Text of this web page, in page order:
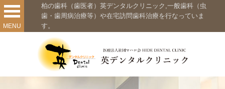
MENU
柏の歯科（歯医者）英デンタルクリニック,一般歯科（虫
歯・歯周病治療等）や在宅訪問歯科治療を行なっていま
す。